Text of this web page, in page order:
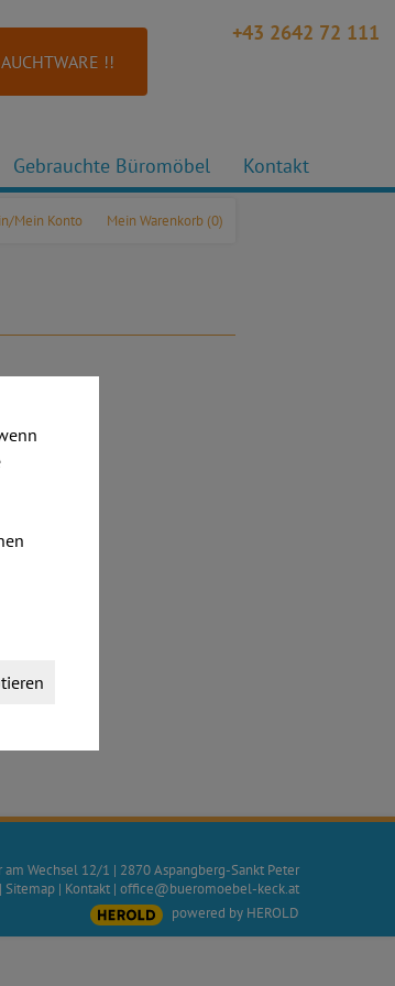
+43 2642 72 111
!!
Gebrauchte Büromöbel Kontakt
Mein Warenkorb (0)
Mein Konto
am Wechsel 12/1 | 2870Aspangberg-Sankt Peter
| Sitemap | Kontakt | office@bueromoebel-keck.at
powered by HEROLD